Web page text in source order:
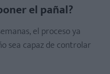
el pañal?
el proceso ya
sea capaz de controlar